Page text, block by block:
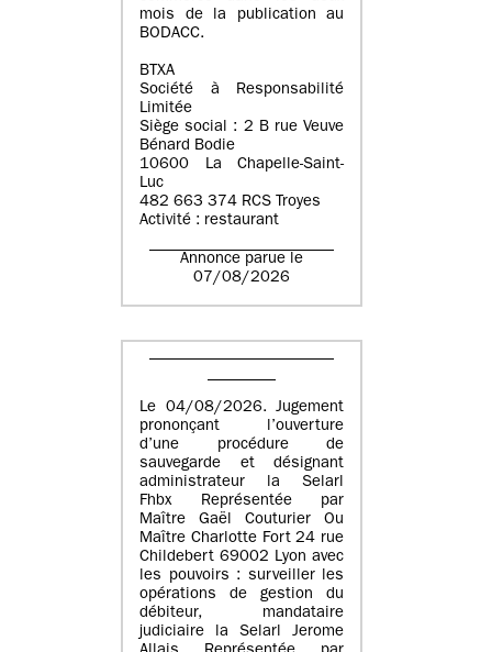
mois de la publication au
BODACC.
BTXA
Société à Responsabilité
Limitée
Siège social : 2 B rue Veuve
Bénard Bodie
10600 La Chapelle-Saint-
Luc
482 663 374 RCS Troyes
Activité : restaurant
Annonce parue le
07/08/2026
Le 04/08/2026. Jugement
prononçant l’ouverture
d’une procédure de
sauvegarde et désignant
administrateur la Selarl
Fhbx Représentée par
Maître Gaël Couturier Ou
Maître Charlotte Fort 24 rue
Childebert 69002 Lyon avec
les pouvoirs : surveiller les
opérations de gestion du
débiteur, mandataire
judiciaire la Selarl Jerome